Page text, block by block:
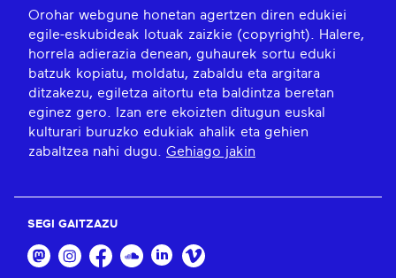
Orohar webgune honetan agertzen diren edukiei
egile-eskubideak lotuak zaizkie (copyright). Halere,
horrela adierazia denean, guhaurek sortu eduki
batzuk kopiatu, moldatu, zabaldu eta argitara
ditzakezu, egiletza aitortu eta baldintza beretan
eginez gero. Izan ere ekoizten ditugun euskal
kulturari buruzko edukiak ahalik eta gehien
zabaltzea nahi dugu. Gehiago jakin
SEGI GAITZAZU